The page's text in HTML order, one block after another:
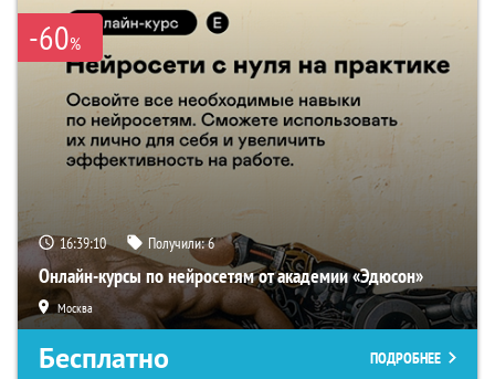
-60%
16:39:09 Получили:6
Онлайн-курсы по нейросетям от академии «Эдюсон»
Москва
Бесплатно ПОДРОБНЕЕ